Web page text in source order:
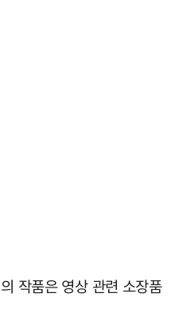
작품은 영상 관련 소장품